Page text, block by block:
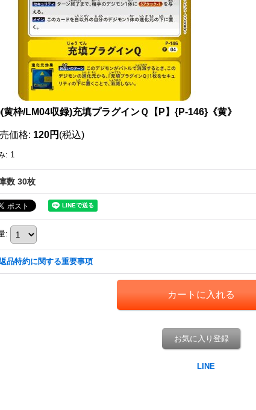
黄枠/LM04収録)充填プラグインＱ【P】{P-146}《黄》
価格: 120円 (税込)
: 1
数 30枚
:
品特約に関する重要事項
お気に入り登録